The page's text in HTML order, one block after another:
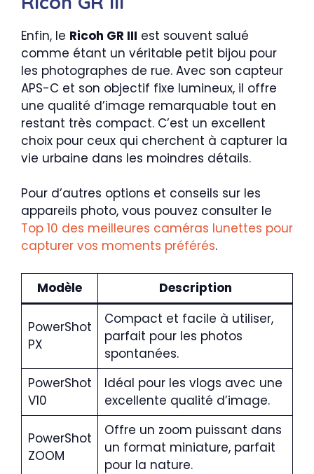
Enfin, le Ricoh GR III est souvent salué
comme étant un véritable petit bijou pour
les photographes de rue. Avec son capteur
APS-C et son objectif fixe lumineux, il offre
une qualité d’image remarquable tout en
restant très compact. C’est un excellent
choix pour ceux qui cherchent à capturer la
vie urbaine dans les moindres détails.
Pour d’autres options et conseils sur les
appareils photo, vous pouvez consulter le
Top 10 des meilleures caméras lunettes pour
capturer vos moments préférés.
Modèle Description
PowerShot
PX
Compact et facile à utiliser,
parfait pour les photos
spontanées.
PowerShot
V10
Idéal pour les vlogs avec une
excellente qualité d’image.
PowerShot
ZOOM
Offre un zoom puissant dans
un format miniature, parfait
pour la nature.